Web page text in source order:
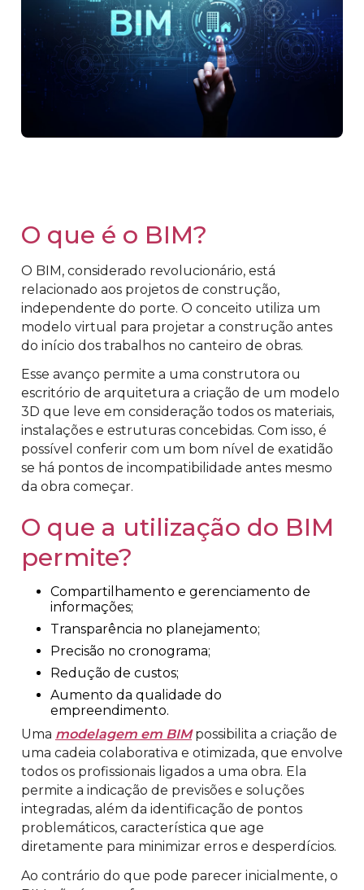
O que é o BIM?
O BIM, considerado revolucionário, está
relacionado aos projetos de construção,
independente do porte. O conceito utiliza um
modelo virtual para projetar a construção antes
do início dos trabalhos no canteiro de obras.
Esse avanço permite a uma construtora ou
escritório de arquitetura a criação de um modelo
3D que leve em consideração todos os materiais,
instalações e estruturas concebidas. Com isso, é
possível conferir com um bom nível de exatidão
se há pontos de incompatibilidade antes mesmo
da obra começar.
O que a utilização do BIM
permite?
Compartilhamento e gerenciamento de
informações;
Transparência no planejamento;
Precisão no cronograma;
Redução de custos;
Aumento da qualidade do
empreendimento.
Uma modelagem em BIMpossibilita a criação de
uma cadeia colaborativa e otimizada, que envolve
todos os profissionais ligados a uma obra. Ela
permite a indicação de previsões e soluções
integradas, além da identificação de pontos
problemáticos, característica que age
diretamente para minimizar erros e desperdícios.
Ao contrário do que pode parecer inicialmente, o